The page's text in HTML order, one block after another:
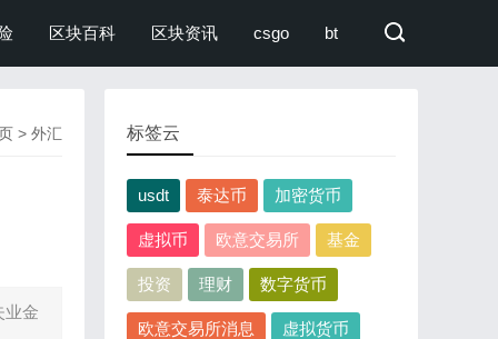
区块百科 区块资讯 csgo bt
> 外汇
业金
标签云
usdt 泰达币 加密货币
虚拟币 欧意交易所 基金
投资 理财 数字货币
欧意交易所消息 虚拟货币